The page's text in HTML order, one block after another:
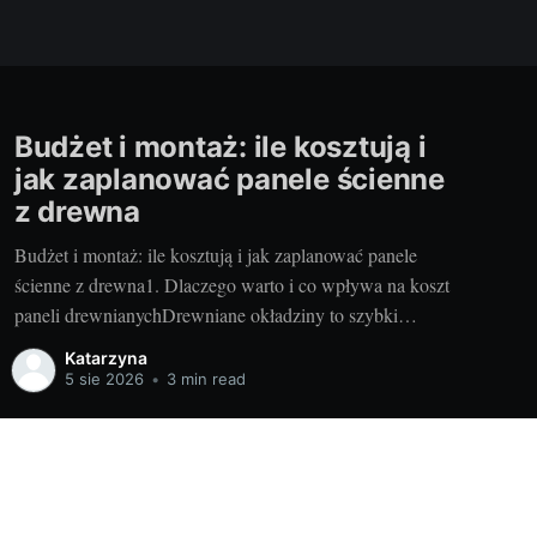
Budżet i montaż: ile kosztują i
jak zaplanować panele ścienne
z drewna
Budżet i montaż: ile kosztują i jak zaplanować panele
ścienne z drewna1. Dlaczego warto i co wpływa na koszt
paneli drewnianychDrewniane okładziny to szybki
sposób na ocieplenie wnętrza, poprawę akustyki i
podniesienie wartości nieruchomości. Szczególnie gdy
Katarzyna
5 sie 2026 • 3 min read